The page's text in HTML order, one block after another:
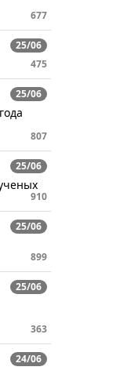
677
25/06
475
25/06
807
25/06
910
25/06
899
25/06
363
24/06